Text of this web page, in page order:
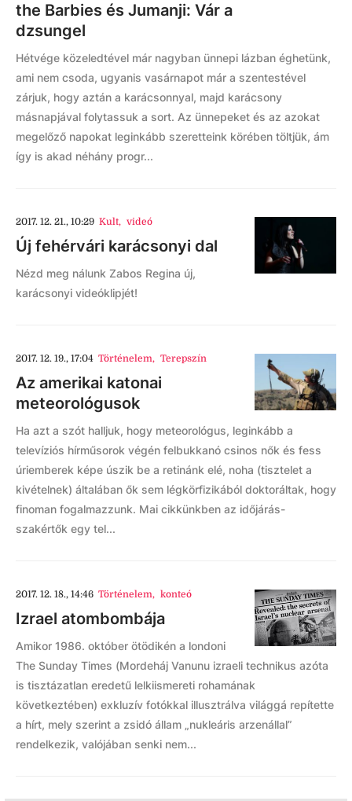
the Barbies és Jumanji: Vár a
dzsungel
Hétvége közeledtével már nagyban ünnepi lázban éghetünk,
ami nem csoda, ugyanis vasárnapot már a szentestével
zárjuk, hogy aztán a karácsonnyal, majd karácsony
másnapjával folytassuk a sort. Az ünnepeket és az azokat
megelőző napokat leginkább szeretteink körében töltjük, ám
így is akad néhány progr...
2017. 12. 21., 10:29 Kult, videó
Új fehérvári karácsonyi dal
Nézd meg nálunk Zabos Regina új,
karácsonyi videóklipjét!
2017. 12. 19., 17:04 Történelem, Terepszín
Az amerikai katonai
meteorológusok
Ha azt a szót halljuk, hogy meteorológus, leginkább a
televíziós hírműsorok végén felbukkanó csinos nők és fess
úriemberek képe úszik be a retinánk elé, noha (tisztelet a
kivételnek) általában ők sem légkörfizikából doktoráltak, hogy
finoman fogalmazzunk. Mai cikkünkben az időjárás-
szakértők egy tel...
2017. 12. 18., 14:46 Történelem, konteó
Izrael atombombája
Amikor 1986. október ötödikén a londoni
The Sunday Times (Mordeháj Vanunu izraeli technikus azóta
is tisztázatlan eredetű lelkiismereti rohamának
következtében) exkluzív fotókkal illusztrálva világgá repítette
a hírt, mely szerint a zsidó állam „nukleáris arzenállal”
rendelkezik, valójában senki nem...